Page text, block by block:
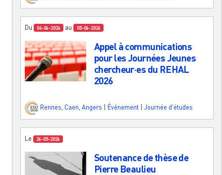
Du 04-06-2026 au 05-06-2026
Appel à communications
pour les Journées Jeunes
chercheur·es du REHAL
2026
Rennes Caen Angers Événement Journée d'études
Le 26-05-2026
Soutenance de thèse de
Pierre Beaulieu